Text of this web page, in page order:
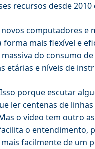
recursos desde
computadores e
mais flexível e
do consumo
etárias e níveis de
porque escutar
ler centenas de
o vídeo tem outro
o entendimento,
facilmente de um